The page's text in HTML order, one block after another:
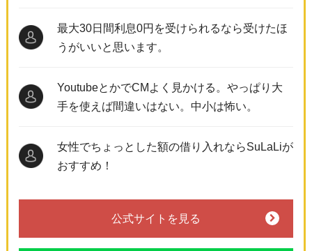
最大30日間利息0円を受けられるなら受けたほ
うがいいと思います。
YoutubeとかでCMよく見かける。やっぱり大
手を使えば間違いはない。中小は怖い。
女性でちょっとした額の借り入れならSuLaLiが
おすすめ！
公式サイトを見る